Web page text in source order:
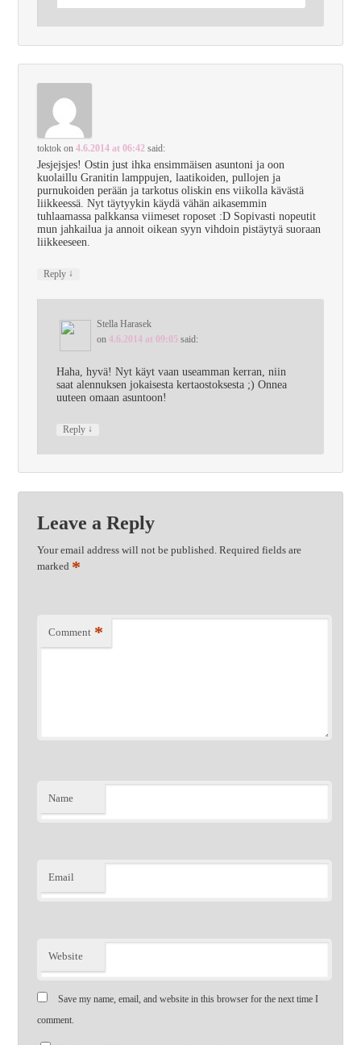
toktok on4.6.2014 at 06:42 said:
Jesjejsjes! Ostin just ihka ensimmäisen asuntoni ja oon
kuolaillu Granitin lamppujen, laatikoiden, pullojen ja
purnukoiden perään ja tarkotus oliskin ens viikolla kävästä
liikkeessä. Nyt täytyykin käydä vähän aikasemmin
tuhlaamassa palkkansa viimeset roposet :D Sopivasti nopeutit
mun jahkailua ja annoit oikean syyn vihdoin pistäytyä suoraan
liikkeeseen.
Reply ↓
Stella Harasek
on 4.6.2014 at 09:05 said:
Haha, hyvä! Nyt käyt vaan useamman kerran, niin
saat alennuksen jokaisesta kertaostoksesta ;) Onnea
uuteen omaan asuntoon!
Reply ↓
Leave a Reply
Your email address will not be published. Required fields are
marked *
Comment *
Name
Email
Website
Save my name, email, and website in this browser for the next time I
comment.